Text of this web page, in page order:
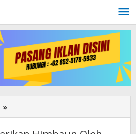
»
Diberikan